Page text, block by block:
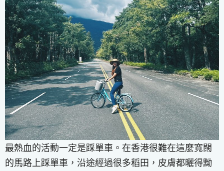
最熱血的活動一定是踩單車。在香港很難在這麼寬闊
的馬路上踩單車，沿途經過很多稻田，皮膚都曬得黝